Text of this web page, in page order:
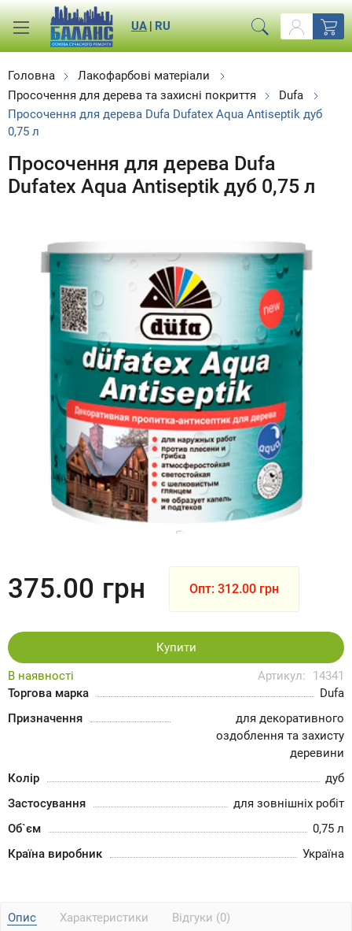
RU
|
UA
Головна
Лакофарбові матеріали
Просочення для дерева та захисні покриття
Dufa
Просочення для дерева Dufa Dufatex Aqua Antiseptik дуб
0,75 л
Просочення для дерева Dufa
Dufatex Aqua Antiseptik дуб 0,75 л
В наявності Артикул:
14341
Торгова марка
Dufa
Призначення
для декоративного
оздоблення та захисту
деревини
Колір
дуб
Застосування
для зовнішніх робіт
Об`єм
0,75 л
Країна виробник
Україна
375.00 грн Опт: 312.00 грн
Купити
Опис Характеристики Відгуки (0)